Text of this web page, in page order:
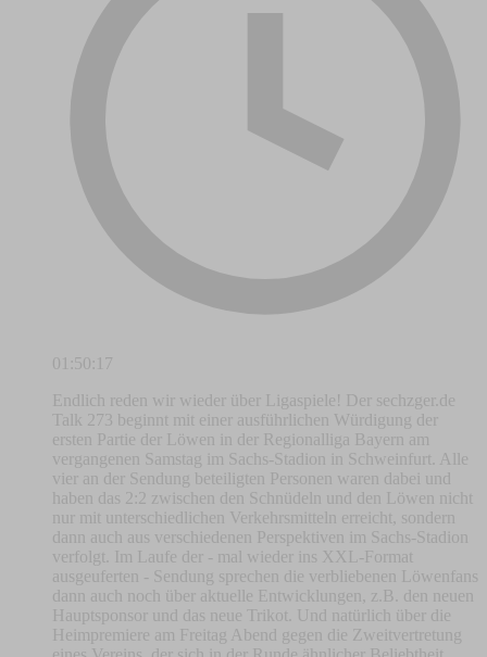
01:50:17
Endlich reden wir wieder über Ligaspiele! Der sechzger.de
Talk 273 beginnt mit einer ausführlichen Würdigung der
ersten Partie der Löwen in der Regionalliga Bayern am
vergangenen Samstag im Sachs-Stadion in Schweinfurt. Alle
vier an der Sendung beteiligten Personen waren dabei und
haben das 2:2 zwischen den Schnüdeln und den Löwen nicht
nur mit unterschiedlichen Verkehrsmitteln erreicht, sondern
dann auch aus verschiedenen Perspektiven im Sachs-Stadion
verfolgt. Im Laufe der - mal wieder ins XXL-Format
ausgeuferten - Sendung sprechen die verbliebenen Löwenfans
dann auch noch über aktuelle Entwicklungen, z.B. den neuen
Hauptsponsor und das neue Trikot. Und natürlich über die
Heimpremiere am Freitag Abend gegen die Zweitvertretung